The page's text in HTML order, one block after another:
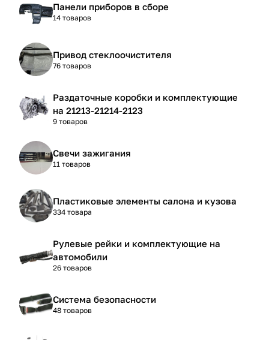
Панели приборов в сборе
14 товаров
Привод стеклоочистителя
76 товаров
Раздаточные коробки и комплектующие
на 21213-21214-2123
9 товаров
Свечи зажигания
11 товаров
Пластиковые элементы салона и кузова
334 товара
Рулевые рейки и комплектующие на
автомобили
26 товаров
Система безопасности
48 товаров